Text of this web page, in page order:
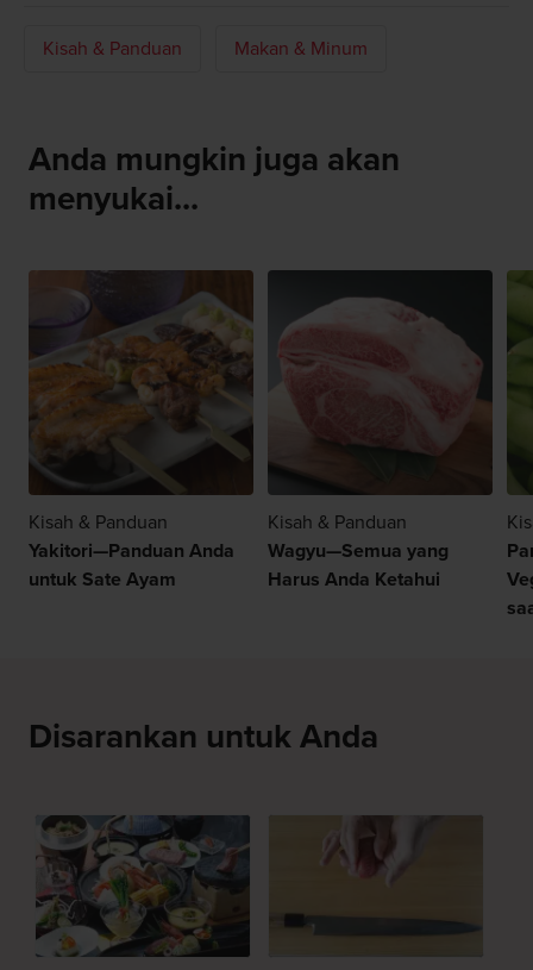
Kisah & Panduan Makan & Minum
Anda mungkin juga akan
menyukai...
Kisah & Panduan
Yakitori—Panduan Anda
untuk Sate Ayam
Kisah & Panduan
Wagyu—Semua yang
Harus Anda Ketahui
Disarankan untuk Anda